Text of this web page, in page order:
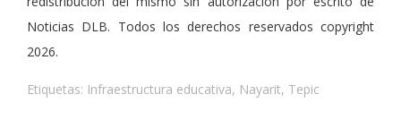
Noticias DLB. Todos los derechos reservados copyright
2026.
Etiquetas: Infraestructura educativa, Nayarit, Tepic